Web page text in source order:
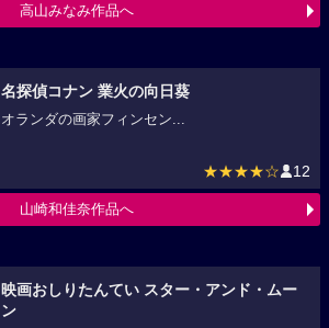
高山みなみ作品へ
名探偵コナン 業火の向日葵
オランダの画家フィンセン...
★★★★☆ 12
山崎和佳奈作品へ
映画おしりたんてい スター・アンド・ムー
ン